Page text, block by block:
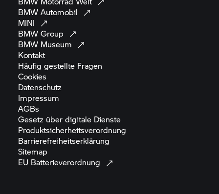
BMWAutomobil
MINI
BMWGroup
BMW Museum
Kontakt
Häufig gestellte Fragen
Cookies
Datenschutz
Impressum
AGBs
Gesetz über digitale Dienste
Produktsicherheitsverordnung
Barrierefreiheitserklärung
Sitemap
EU Batterieverordnung